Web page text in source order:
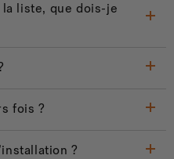
la liste, que dois-je
fois ?
?